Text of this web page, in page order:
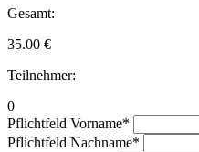
Gesamt:
35.00 €
Teilnehmer:
0
Pflichtfeld Vorname*
Pflichtfeld Nachname*